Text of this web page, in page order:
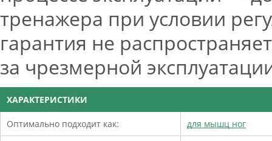
тренажера при условии
гарантия не
за чрезмерной
ХАРАКТЕРИСТИКИ
Оптимально подходит как: для мышц ног